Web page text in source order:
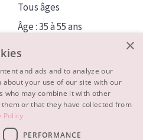
Tous âges
Âge : 35 à 55 ans
×
and ads and to analyze our
your use of our site with our
who may combine it with other
or that they have collected from
Policy
PERFORMANCE